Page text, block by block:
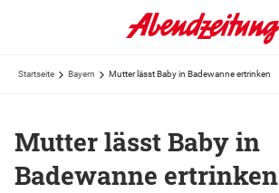
Startseite Bayern Mutter lässt Baby in Badewanne ertrinken
Mutter lässt Baby in
Badewanne ertrinken